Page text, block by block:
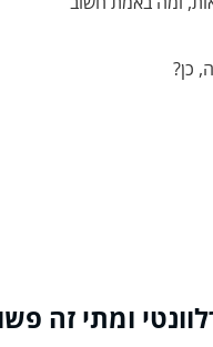
כן?